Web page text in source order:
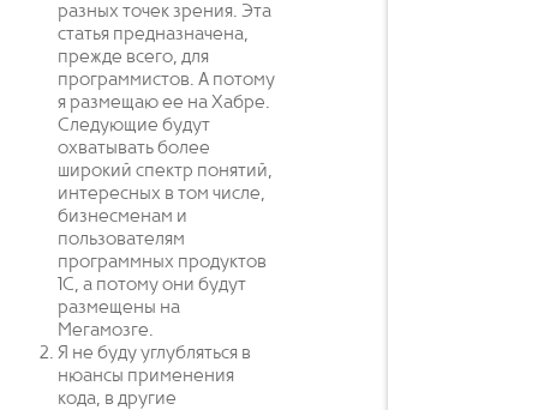
разных точек зрения. Эта
статья предназначена,
прежде всего, для
программистов. А потому
я размещаю ее на Хабре.
Следующие будут
охватывать более
широкий спектр понятий,
интересных в том числе,
бизнесменам и
пользователям
программных продуктов
1С, а потому они будут
размещены на
Мегамозге.
Я не буду углубляться в
нюансы применения
кода, в другие